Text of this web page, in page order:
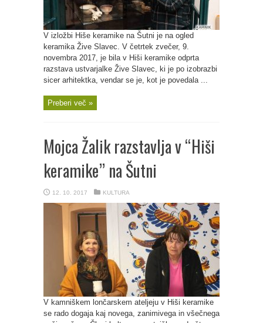
V izložbi Hiše keramike na Šutni je na ogled
keramika Žive Slavec. V četrtek zvečer, 9.
novembra 2017, je bila v Hiši keramike odprta
razstava ustvarjalke Žive Slavec, ki je po izobrazbi
sicer arhitektka, vendar se je, kot je povedala ...
Preberi več »
Mojca Žalik razstavlja v “Hiši
keramike” na Šutni
12. 10. 2017 KULTURA
V kamniškem lončarskem ateljeju v Hiši keramike
se rado dogaja kaj novega, zanimivega in všečnega